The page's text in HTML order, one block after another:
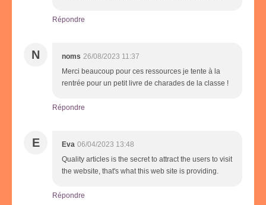
Répondre
N noms 26/08/2023 11:37
Merci beaucoup pour ces ressources je tente à la
rentrée pour un petit livre de charades de la classe !
Répondre
E Eva 06/04/2023 13:48
Quality articles is the secret to attract the users to visit
the website, that's what this web site is providing.
Répondre